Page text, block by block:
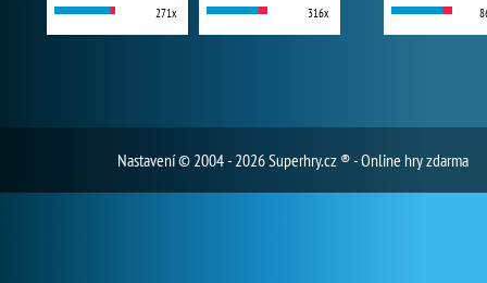
271x 316x
Nastavení© 2004 - 2026 Superhry.cz ® - Online hry zdarma